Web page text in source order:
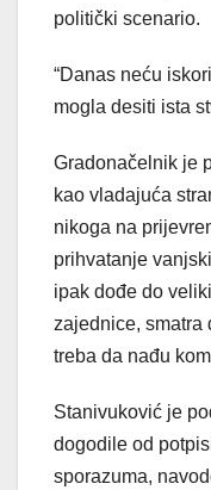
politički scenario.
“Danas neću
mogla desiti ista
Gradonačelnik je
kao vladajuća
nikoga na
prihvatanje
ipak dođe do
zajednice, smatra
treba da nađu
Stanivuković je
dogodile od
sporazuma,